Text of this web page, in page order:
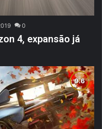
0
4, expansão já